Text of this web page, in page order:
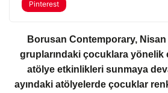
Pinterest
Borusan Contemporary, Nisan
gruplarındaki çocuklara yönelik
atölye etkinlikleri sunmaya
ayındaki atölyelerde çocuklar